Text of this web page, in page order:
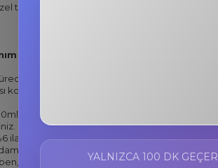
tasarlanmıştır.
Alanları:
esans solüsyonu, hava
koku yağı, bambu oda kokusu esansı, oto
su için 3-5 damla damlatarak kullanabilirsiniz.
Mum yapımında %6 ila %10 oranında
ila %10 oranında auran esansiyel yağ
kullanabilirsiniz. Ürünümüz saf'tır
sülfat, sles, sls, sentetik boya ve koruyucu
YALNIZCA 100 DK